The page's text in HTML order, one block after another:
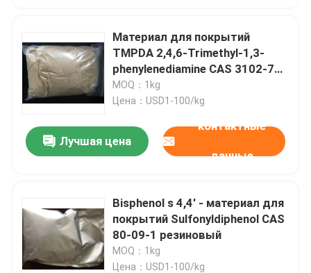
Проверка качества
Свяжитесь мы
Спросите цитату
Резиновый материал для покрытий
Электронные химикаты
Материал для покрытий
TMPDA 2,4,6-Trimethyl-1,3-
phenylenediamine CAS 3102-70-
3 резиновый
MOQ：1kg
Цена：USD1-100/kg
Лучшая цена
контактные
данные
Bisphenol s 4,4' - материал для
покрытий Sulfonyldiphenol CAS
80-09-1 резиновый
MOQ：1kg
Цена：USD1-100/kg